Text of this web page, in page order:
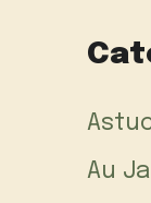
Au